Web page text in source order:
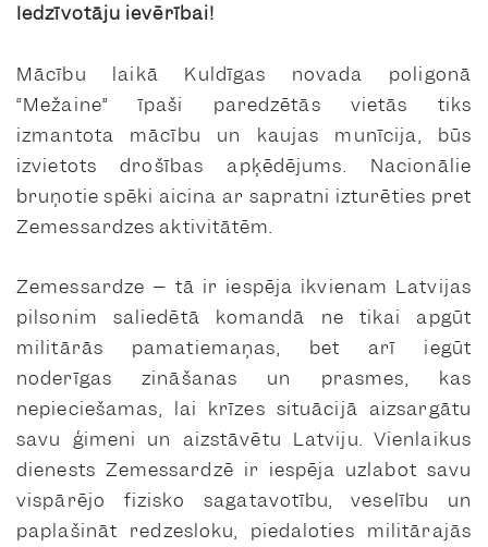
Iedzīvotāju ievērībai!
Mācību laikā Kuldīgas novada poligonā
“Mežaine” īpaši paredzētās vietās tiks
izmantota mācību un kaujas munīcija, būs
izvietots drošības apķēdējums. Nacionālie
bruņotie spēki aicina ar sapratni izturēties pret
Zemessardzes aktivitātēm.
Zemessardze – tā ir iespēja ikvienam Latvijas
pilsonim saliedētā komandā ne tikai apgūt
militārās pamatiemaņas, bet arī iegūt
noderīgas zināšanas un prasmes, kas
nepieciešamas, lai krīzes situācijā aizsargātu
savu ģimeni un aizstāvētu Latviju. Vienlaikus
dienests Zemessardzē ir iespēja uzlabot savu
vispārējo fizisko sagatavotību, veselību un
paplašināt redzesloku, piedaloties militārajās